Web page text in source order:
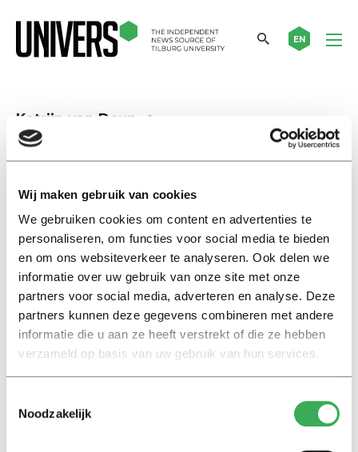
Wij maken gebruik van cookies
We gebruiken cookies om content en advertenties te
personaliseren, om functies voor social media te bieden
en om ons websiteverkeer te analyseren. Ook delen we
informatie over uw gebruik van onze site met onze
partners voor social media, adverteren en analyse. Deze
partners kunnen deze gegevens combineren met andere
informatie die u aan ze heeft verstrekt of die ze hebben
verzameld op basis van uw gebruik van hun services.
Noodzakelijk
EN
Katrijn van Deun
Katrijn Van Deun: ‘Ik heb nooit
kleuren’
27 maart 2024
Achtergrond
Een vidi vangen: is het de
moeite waard?
22 mei 2017
Universitair docente Katrijn